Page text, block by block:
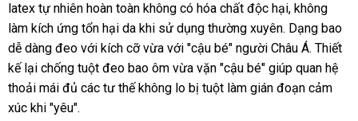
cao
su
Quinn
Nude
Fit
-
Siêu
tra
latex tự nhiên hoàn toàn không có hóa chất độc hạimới
nhất
, không
làm kích ứng tổn hại da khi sử dụng thường xuyênđấu
giá
. Dạng bao
dễ dàng đeo theo
yêu
cầu
với kích cỡ vừa xách
tay
với "cậu bé" người Châu ÁThái
Lan
. Thiết
kế lại chống tuột đeo bao ôm vừa vặn "cậu bé" giúp quan hệ
thoải mái đủ kho
các tư thế không lo bị tuột làm gián đoạn cảm
xúc khi "yêu".